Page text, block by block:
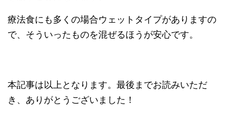
療法食にも多くの場合ウェットタイプがありますの
で、そういったものを混ぜるほうが安心です。
本記事は以上となります。最後までお読みいただ
き、ありがとうございました！